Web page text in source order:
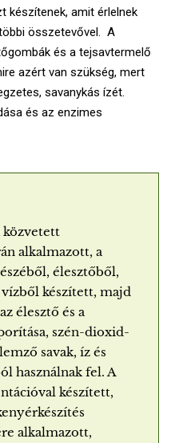
készítenek, amit érlelnek
összetevővel. A
és a tejsavtermelő
azért van szükség, mert
savanykás ízét.
és az enzimes
közvetett
alkalmazott, a
élesztőből,
készített, majd
élesztő és a
szén-dioxid-
savak, íz és
használnak fel. A
készített,
alkalmazott,